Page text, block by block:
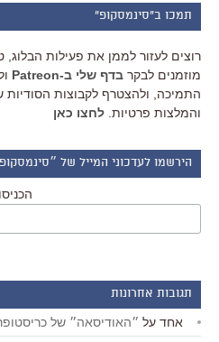
תמכו ב"סינמסקופ"
רוצים לעזור לממן את פעילות
מוזמנים לבקר בדף שלי ב-Patreon
התמיכה, ולהצטרף לקבוצות הסודיות
והמלצות פרטיות. לחצו כאן
הירשמו לעדכוני המייל של
תגובות אחרונות
אחד על ״האודיסאה״ של